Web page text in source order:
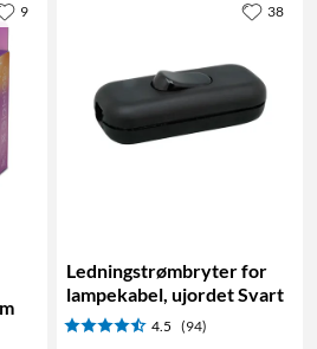
9
Ledningstrømbryter for
lampekabel, ujordet Svart
4.5 (94)
38